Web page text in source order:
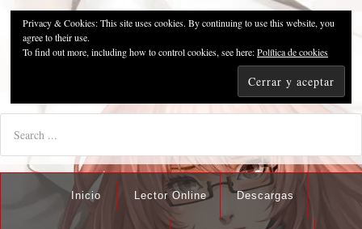
Pzykosis666HFansub
"I'm the best there is at what I do, but what I do best isn't very
Inicio Lector Online Descargas
Privacy & Cookies: This site uses cookies. By continuing to use this website, you
agree to their use.
To find out more, including how to control cookies, see here:Política de cookies